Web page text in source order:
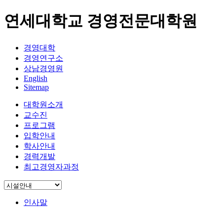
연세대학교 경영전문대학원
경영대학
경영연구소
상남경영원
English
Sitemap
대학원소개
교수진
프로그램
입학안내
학사안내
경력개발
최고경영자과정
인사말